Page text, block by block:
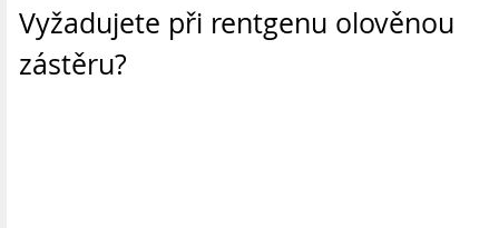
Vyžadujete při rentgenu olověnou
zástěru?